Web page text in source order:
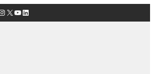
X YouTube
LinkedIn